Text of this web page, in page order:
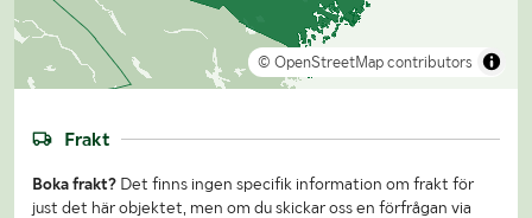
© OpenStreetMap contributors
Frakt
Boka frakt? Det finns ingen specifik information om frakt för
just det här objektet, men om du skickar oss en förfrågan via